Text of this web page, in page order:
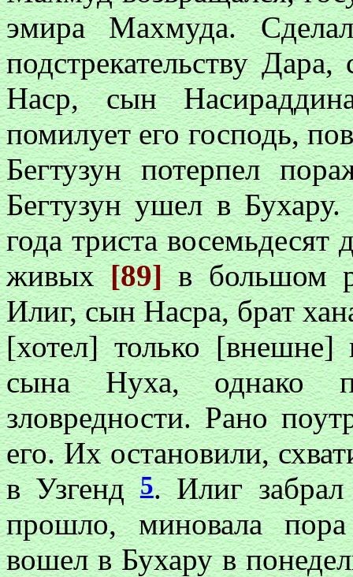
эмира Махмуда.
подстрекательству
Наср, сын
помилует его господь,
Бегтузун потерпел
Бегтузун ушел в
года триста восемьдесят
живых[89]в большом
Илиг, сын Насра, брат
[хотел] только [внешне]
сына Нуха, однако
зловредности. Рано
его. Их остановили,
в Узгенд5. Илиг
прошло, миновала
вошел в Бухару в